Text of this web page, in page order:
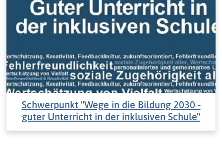
Schwerpunkt "Wege in die Bildung 2030 -
guter Unterricht in der inklusiven Schule"